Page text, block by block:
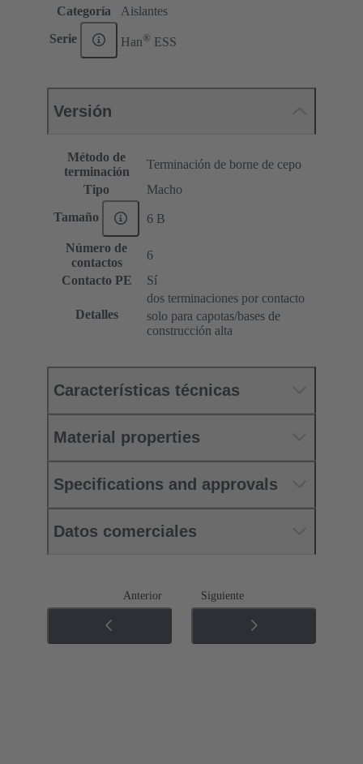
Categoría Aislantes
Serie Han® ESS
Versión
Método de
terminación
Terminación de borne de cepo
Tipo
Macho
Tamaño 6 B
Número de
contactos
6
Contacto PE
Sí
Detalles
dos terminaciones por contacto
solo para capotas/bases de
construcción alta
Características técnicas
Material properties
Specifications and approvals
Datos comerciales
Anterior Siguiente